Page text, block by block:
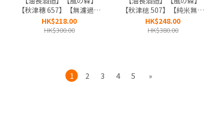
【秋津穗 657】【無濾過生
原酒】【奈良縣】
HK$218.00
HK$300.00
【秋津穂 507】【純米無濾
過生原酒】【奈良縣】
HK$248.00
HK$380.00
1 2 3 4 5 »